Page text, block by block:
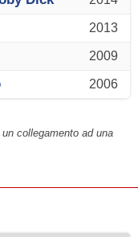
2013
2009
2006
collegamento ad una